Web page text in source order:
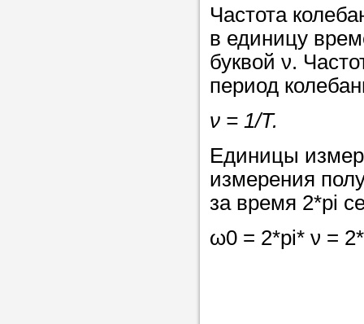
Мы
советам,
репетитора
Совет 2.
Частота
в единицу
буквой ν.
период
ν = 1/Т.
Единицы
измерения
за время 2*pi
ω0 = 2*pi* ν =